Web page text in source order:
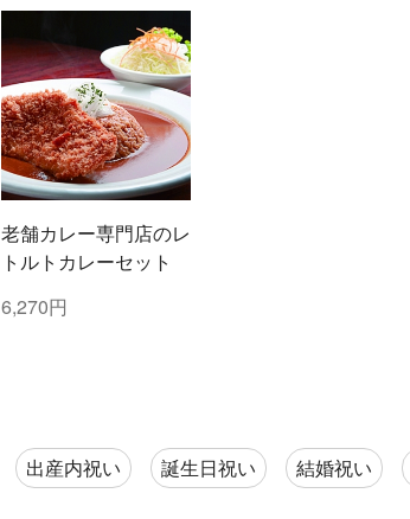
老舗カレー専門店のレ
トルトカレーセット
6,270円
出産内祝い 誕生日祝い 結婚祝い